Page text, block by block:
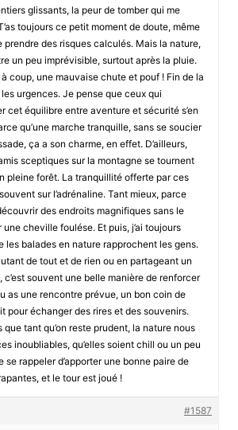
glissants, la peur de tomber qui me
toujours ce petit moment de doute, même
prendre des risques calculés. Mais la nature,
un peu imprévisible, surtout après la pluie.
coup, une mauvaise chute et pouf ! Fin de la
urgences. Je pense que ceux qui
cet équilibre entre aventure et sécurité s’en
qu’une marche tranquille, sans se soucier
ça a son charme, en effet. D’ailleurs,
sceptiques sur la montagne se tournent
pleine forêt. La tranquillité offerte par ces
sur l’adrénaline. Tant mieux, parce
des endroits magnifiques sans le
cheville foulése. Et puis, j’ai toujours
les balades en nature rapprochent les gens.
de tout et de rien ou en partageant un
c’est souvent une belle manière de renforcer
as une rencontre prévue, un bon coin de
pour échanger des rires et des souvenirs.
que tant qu’on reste prudent, la nature nous
inoubliables, qu’elles soient chill ou un peu
se rappeler d’apporter une bonne paire de
et le tour est joué !
#1587